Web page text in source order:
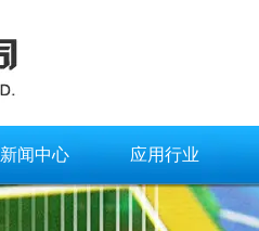
新闻中心 应用行业